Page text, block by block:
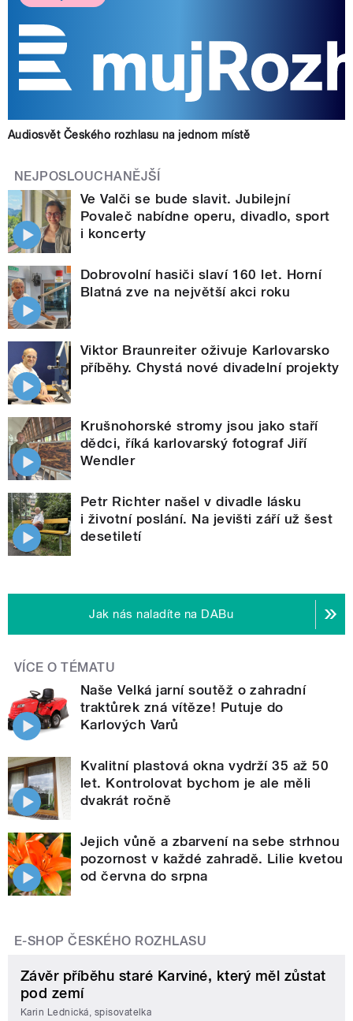
Audiosvět Českého rozhlasu na jednom místě
NEJPOSLOUCHANĚJŠÍ
Ve Valči se bude slavit. Jubilejní
Povaleč nabídne operu, divadlo, sport
i koncerty
Dobrovolní hasiči slaví 160 let. Horní
Blatná zve na největší akci roku
Viktor Braunreiter oživuje Karlovarsko
příběhy. Chystá nové divadelní projekty
Krušnohorské stromy jsou jako staří
dědci, říká karlovarský fotograf Jiří
Wendler
Petr Richter našel v divadle lásku
i životní poslání. Na jevišti září už šest
desetiletí
Jak nás naladíte na DABu
VÍCE O TÉMATU
Naše Velká jarní soutěž o zahradní
traktůrek zná vítěze! Putuje do
Karlových Varů
Kvalitní plastová okna vydrží 35 až 50
let. Kontrolovat bychom je ale měli
dvakrát ročně
Jejich vůně a zbarvení na sebe strhnou
pozornost v každé zahradě. Lilie kvetou
od června do srpna
E-SHOP ČESKÉHO ROZHLASU
Závěr příběhu staré Karviné, který měl zůstat
pod zemí
Karin Lednická, spisovatelka